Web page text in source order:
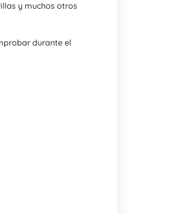
y muchos otros
durante el